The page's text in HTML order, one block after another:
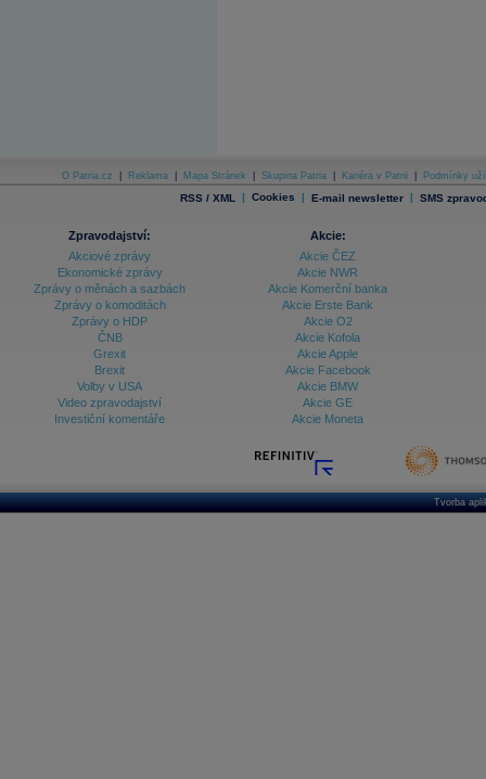
O Patria.cz Reklama Mapa Stránek Skupina Patria Kariéra v Patrii Podmínky
RSS / XML | Cookies | E-mail newsletter | SMS
Zpravodajství:
Akciové zprávy
Ekonomické zprávy
Zprávy o měnách a sazbách
Zprávy o komoditách
Zprávy o HDP
ČNB
Grexit
Brexit
Volby v USA
Video zpravodajství
Investiční komentáře
Akcie:
Akcie ČEZ
Akcie NWR
Akcie Komerční banka
Akcie Erste Bank
Akcie O2
Akcie Kofola
Akcie Apple
Akcie Facebook
Akcie BMW
Akcie GE
Akcie Moneta
Tvorba